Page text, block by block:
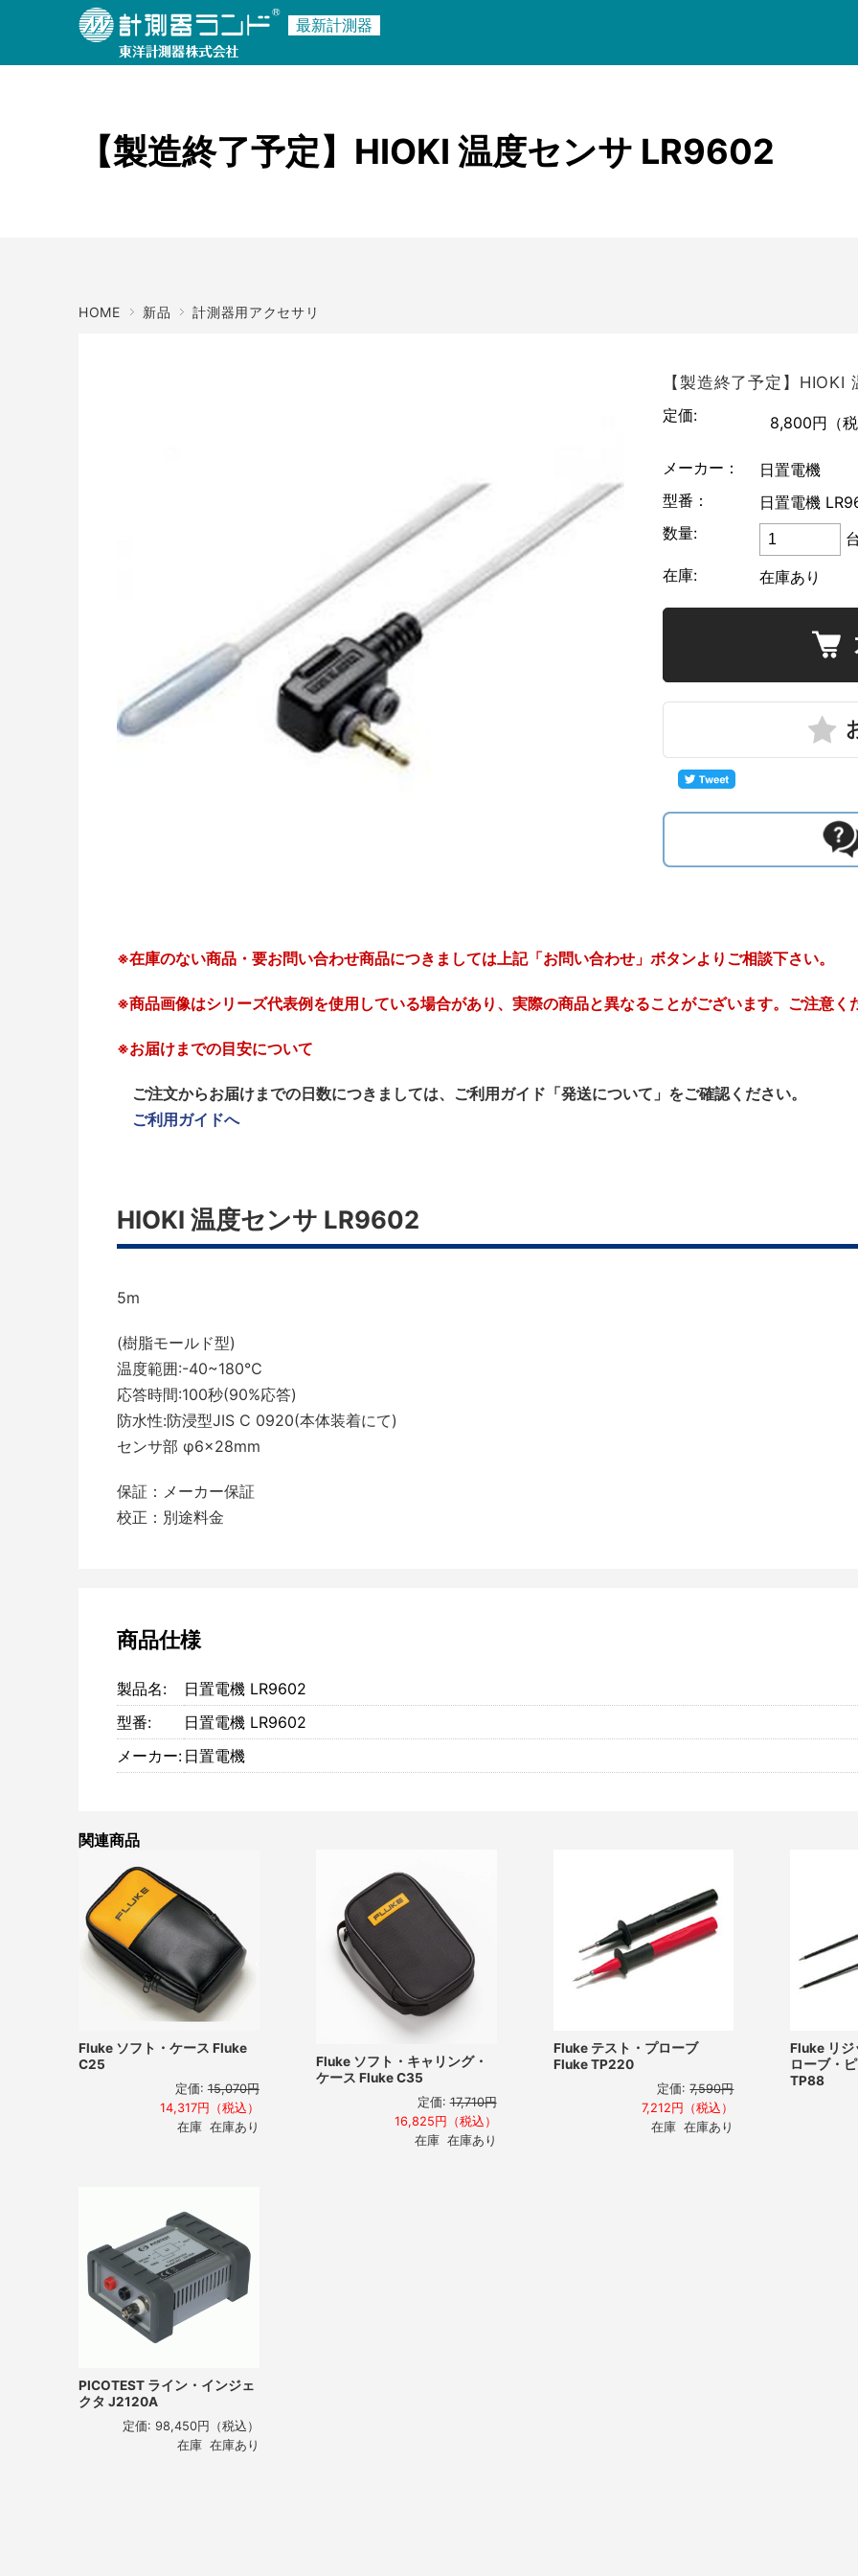
最新計測器
三和電気計器
横河計測
ローデ・シュワルツ
商品名・キーワード
検索
【製造終了予定】HIOKI 温度センサ LR9602
HOME 新品 計測器用アクセサリ
【製造終了予定】
定価:
8,800円 （
メーカー：
日置電機
型番：
日置電機
数量:
在庫:
在庫あり
※在庫のない商品・要お問い合わせ商品につきましては上記「お問い合わせ」ボタンよりご相談下さい。
※商品画像はシリーズ代表例を使用している場合があり、実際の商品と異なることがございます。ご注意く
※お届けまでの目安について
ご注文からお届けまでの日数につきましては、ご利用ガイド「発送について」をご確認ください。
ご利用ガイドへ
HIOKI 温度センサ LR9602
5m
(樹脂モールド型)
温度範囲:-40~180℃
応答時間:100秒(90%応答)
防水性:防浸型JIS C 0920(本体装着にて)
センサ部 φ6×28mm
保証：メーカー保証
校正：別途料金
商品仕様
製品名:
日置電機 LR9602
型番:
日置電機 LR9602
メーカー: 日置電機
関連商品
Fluke ソフト・ケース Fluke
C25
定価: 15,070円
14,317円（税込）
在庫 在庫あり
Fluke ソフト・キャリング・
ケース Fluke C35
定価: 17,710円
16,825円（税込）
在庫 在庫あり
Fluke テスト・プローブ
Fluke TP220
定価: 7,590円
7,212円（税込）
在庫 在庫あり
Fluke リジ
ローブ・
TP88
PICOTEST ライン・インジェ
クタ J2120A
定価: 98,450円
（税込）
在庫 在庫あり